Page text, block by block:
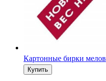
Картонные бирки